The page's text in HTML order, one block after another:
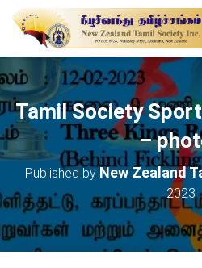
Tamil Society
–
Published byNew Zealand
2023